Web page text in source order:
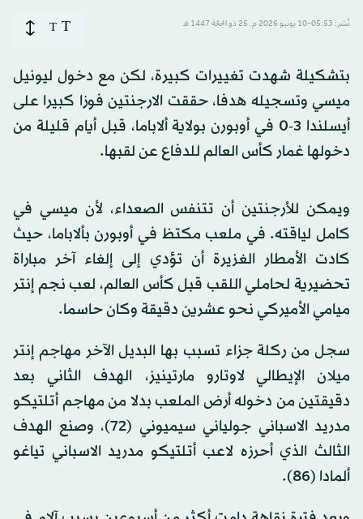
نُشر: 05:53-10 يونيو 2026 م ـ 25 ذو الحِجّة 1447 هـ T
T
بتشكيلة شهدت تغييرات كبيرة، لكن مع دخول ليونيل
ميسي وتسجيله هدفا، حققت الارجنتين فوزا كبيرا على
أيسلندا 3-0 في أوبورن بولاية ألاباما، قبل أيام قليلة من
دخولها غمار كأس العالم للدفاع عن لقبها.
ويمكن للأرجنتين أن تتنفس الصعداء، لأن ميسي في
كامل لياقته. في ملعب مكتظ في أوبورن بألاباما، حيث
كادت الأمطار الغزيرة أن تؤدي إلى إلغاء آخر مباراة
تحضيرية لحاملي اللقب قبل كأس العالم، لعب نجم إنتر
ميامي الأميركي نحو عشرين دقيقة وكان حاسما.
سجل من ركلة جزاء تسبب بها البديل الآخر مهاجم إنتر
ميلان الإيطالي لاوتارو مارتينيز، الهدف الثاني بعد
دقيقتين من دخوله أرض الملعب بدلا من مهاجم أتلتيكو
مدريد الاسباني جولياني سيميوني (72)، وصنع الهدف
الثالث الذي أحرزه لاعب أتلتيكو مدريد الاسباني تياغو
ألمادا (86).